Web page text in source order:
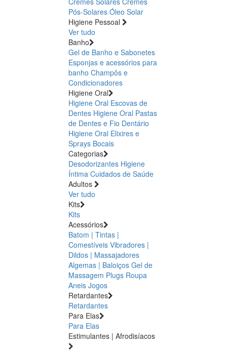
Pós-Solares Óleo Solar
Higiene Pessoal
Ver tudo
Banho
Gel de Banho e Sabonetes
Esponjas e acessórios para
banho Champôs e
Condicionadores
Higiene Oral
Higiene Oral Escovas de
Dentes Higiene Oral Pastas
de Dentes e Fio Dentário
Higiene Oral Elixires e
Sprays Bocais
Categorias
Desodorizantes Higiene
Íntima Cuidados de Saúde
Adultos
Ver tudo
Kits
Kits
Acessórios
Batom | Tintas |
Comestíveis Vibradores |
Dildos | Massajadores
Algemas | Baloiços Gel de
Massagem Plugs Roupa
Aneis Jogos
Retardantes
Retardantes
Para Elas
Para Elas
Estimulantes | Afrodisíacos